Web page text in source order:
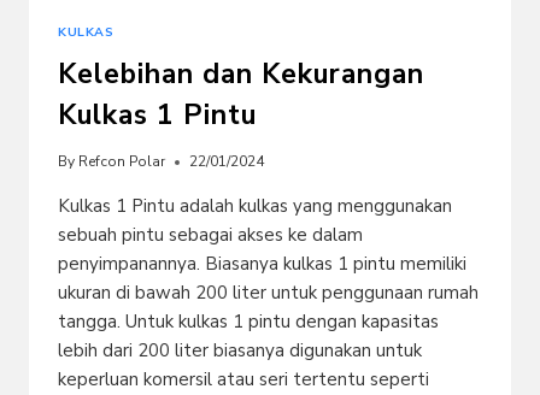
KULKAS
Kelebihan dan Kekurangan
Kulkas 1 Pintu
By Refcon Polar 22/01/2024
Kulkas 1 Pintu adalah kulkas yang menggunakan
sebuah pintu sebagai akses ke dalam
penyimpanannya. Biasanya kulkas 1 pintu memiliki
ukuran di bawah 200 liter untuk penggunaan rumah
tangga. Untuk kulkas 1 pintu dengan kapasitas
lebih dari 200 liter biasanya digunakan untuk
keperluan komersil atau seri tertentu seperti